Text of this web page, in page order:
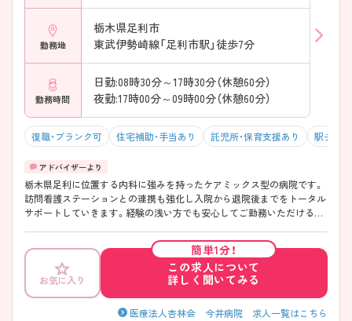
勤務地
栃木県足利市
東武伊勢崎線「足利市駅」徒歩7分
勤務時間
日勤:08時30分～17時30分（休憩60分）
夜勤:17時00分～09時00分（休憩60分）
復職・ブランク可 住宅補助・手当あり 託児所・保育支援あり 駅チカ（
栃木県足利に位置する内科に強みを持ったケアミックス型の病院です。
訪問看護ステーションとの連携も強化し入院から退院後までをトータル
サポートしていきます。経験の浅い方でも安心してご勤務いただけるよ
味がございましたらお気軽にお問い合わせくださいませ♪
お気に入り
簡単1分！
この求人について
詳しく聞いてみる
医療法人杏林会 今井病院 求人一覧はこちら